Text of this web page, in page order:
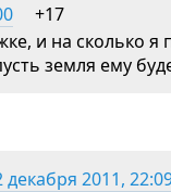
+17
и на сколько
земля ему
декабря 2011,